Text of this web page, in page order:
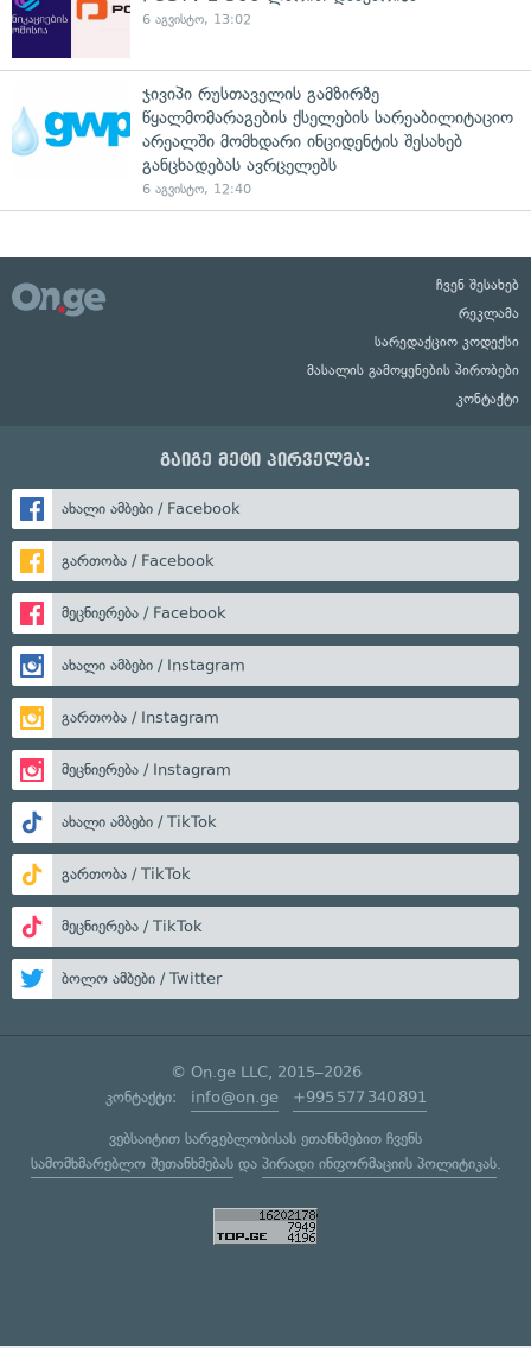
6 აგვისტო, 13:02
ჯივიპი რუსთაველის გამზირზე
წყალმომარაგების ქსელების სარეაბილიტაციო
არეალში მომხდარი ინციდენტის შესახებ
განცხადებას ავრცელებს
6 აგვისტო, 12:40
ჩვენ შესახებ
რეკლამა
სარედაქციო კოდექსი
მასალის გამოყენების პირობები
კონტაქტი
გაიგე მეტი პირველმა:
ახალი ამბები / Facebook
გართობა / Facebook
მეცნიერება / Facebook
ახალი ამბები / Instagram
გართობა / Instagram
მეცნიერება / Instagram
ახალი ამბები / TikTok
გართობა / TikTok
მეცნიერება / TikTok
ბოლო ამბები / Twitter
© On.ge LLC, 2015–2026
კონტაქტი: info@on.ge +995 577 340 891
ვებსაიტით სარგებლობისას ეთანხმებით ჩვენს
სამომხმარებლო შეთანხმებასდა პირადი ინფორმაციის პოლიტიკას.